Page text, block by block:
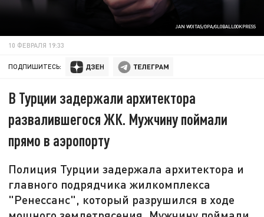
JAN WOITAS/DPA/GLOBALLOOKPRESS
10 ФЕВРАЛЯ 19:33
ПОДПИШИТЕСЬ:
В Турции задержали архитектора
развалившегося ЖК. Мужчину поймали
прямо в аэропорту
Полиция Турции задержала архитектора и
главного подрядчика жилкомплекса
"Ренессанс", который разрушился в ходе